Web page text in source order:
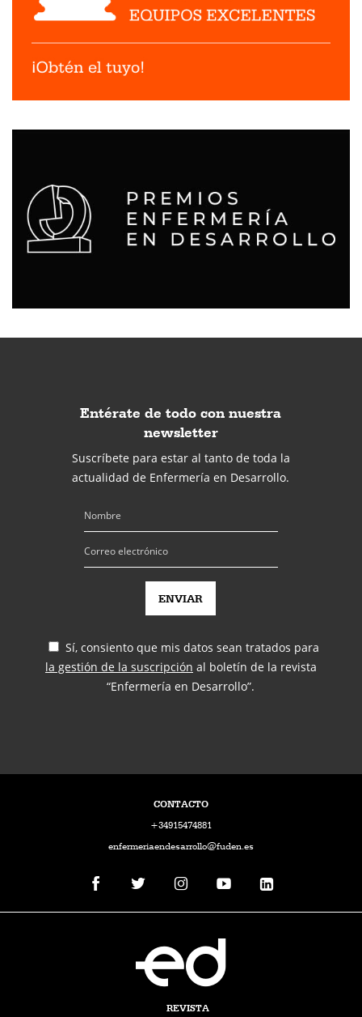
Entérate de todo con nuestra
newsletter
Suscríbete para estar al tanto de toda la
actualidad de Enfermería en Desarrollo.
Sí, consiento que mis datos sean tratados para
la gestión de la suscripción al boletín de la revista
“Enfermería en Desarrollo”.
CONTACTO
+34915474881
enfermeriaendesarrollo@fuden.es
REVISTA